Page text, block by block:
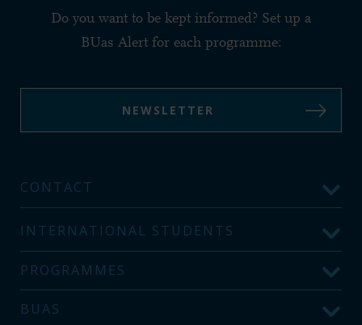
Do you want to be kept informed? Set up a
BUas Alert for each programme:
NEWSLETTER
CONTACT
INTERNATIONAL STUDENTS
PROGRAMMES
BUAS